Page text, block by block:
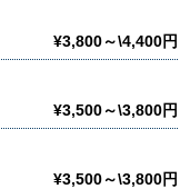
¥3,800～\4,400円
¥3,500～\3,800円
¥3,500～\3,800円